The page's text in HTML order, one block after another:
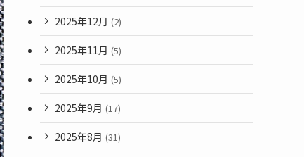
2025年12月 (2)
2025年11月 (5)
2025年10月 (5)
2025年9月 (17)
2025年8月 (31)